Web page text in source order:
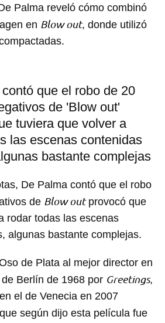
Palma reveló cómo combinó
en Blow out, donde utilizó
que el robo de 20
de 'Blow out'
tuviera que volver a
las escenas contenidas
bastante complejas
De Palma contó que el robo
de Blow outprovocó que
rodar todas las escenas
algunas bastante complejas.
de Plata al mejor director en
Berlín de 1968 por Greetings,
el de Venecia en 2007
según dijo esta película fue